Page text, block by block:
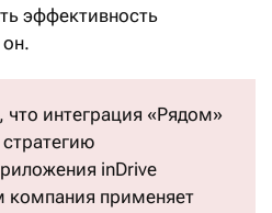
эффективность
что интеграция «Рядом»
inDrive
компания применяет